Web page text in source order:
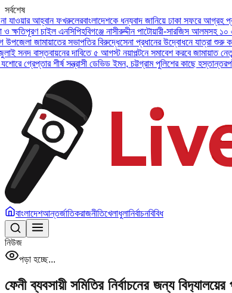
সর্বশেষ
আহ্বান ফখরুলেরবাংলাদেশকে ধন্যবাদ জানিয়ে ঢাকা সফরে আগ্রহ প্রকাশ
চাইল এনসিপিহবিগঞ্জে নাসীরুদ্দীন পাটোয়ারী-সারজিস আলমসহ ১০ এনসিপি
সভাপতির বিরুদ্ধেসেনা প্রধানের উদ্বোধনে যাত্রা শুরু করল আর্মি
দাবিতে ৫ আগস্ট নয়াপল্টনে সমাবেশ করবে জামায়াত নেতৃত্বাধীন
শীর্ষ সন্ত্রাসী ডেভিড ইমন, চট্টগ্রাম পুলিশের কাছে হস্তান্তর
বাংলাদেশআন্তর্জাতিকরাজনীতিখেলাধুলানির্বাচনবিবিধ
নিউজ
পড়া হচ্ছে...
ফেনী ব্যবসায়ী সমিতির নির্বাচনের জন্য